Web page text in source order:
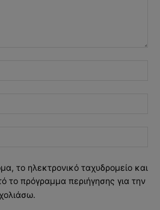
το ηλεκτρονικό ταχυδρομείο και
το πρόγραμμα περιήγησης για την